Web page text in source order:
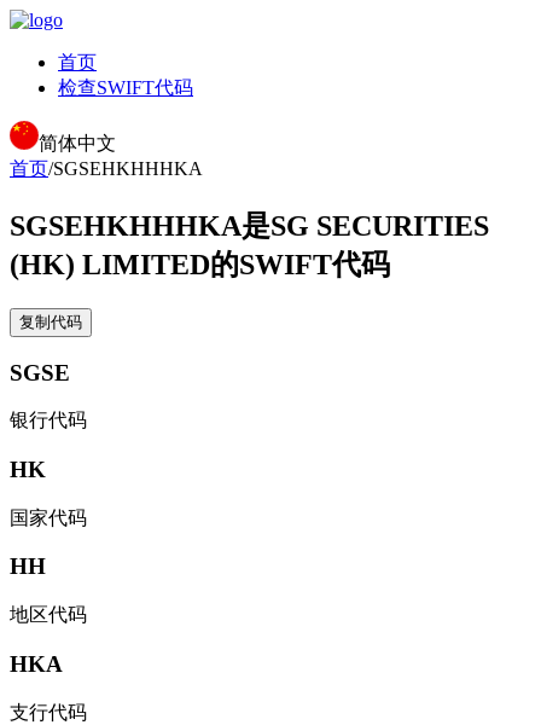
首页
检查SWIFT代码
简体中文
首页/SGSEHKHHHKA
SGSEHKHHHKA是SG SECURITIES
(HK) LIMITED的SWIFT代码
复制代码
SGSE
银行代码
HK
国家代码
HH
地区代码
HKA
支行代码